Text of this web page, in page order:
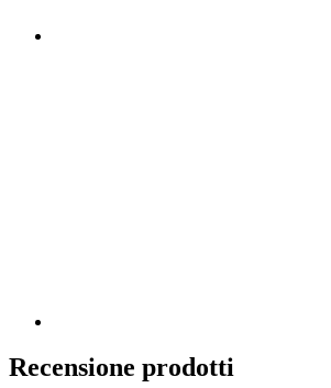
Recensione prodotti